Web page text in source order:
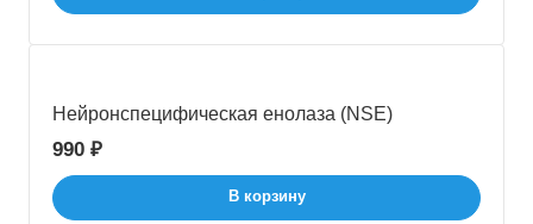
Нейронспецифическая енолаза (NSE)
990 ₽
В корзину